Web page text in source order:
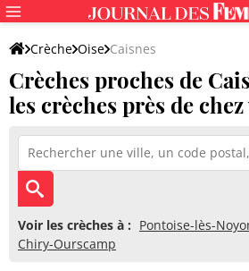
Crèche Oise Caisnes
Crèches proches de
les crèches près de
Voir les crèches à : Pontoise-lès-
Chiry-Ourscamp